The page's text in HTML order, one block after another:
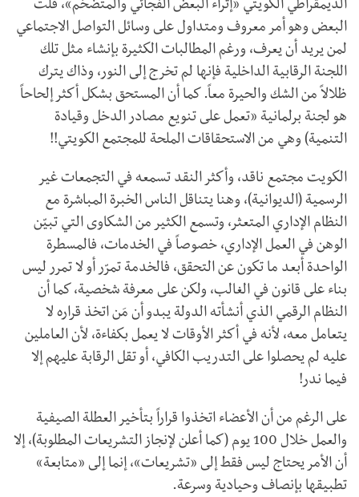
الديمقراطي الكويتي «إثراء البعض الفجائي والمتضخم»، قلتُ
البعض وهو أمر معروف ومتداول على وسائل التواصل الاجتماعي
لمن يريد أن يعرف، ورغم المطالبات الكثيرة بإنشاء مثل تلك
اللجنة الرقابية الداخلية فإنها لم تخرج إلى النور، وذاك يترك
ظلالاً من الشك والحيرة معاً. كما أن المستحق بشكل أكثر إلحاحاً
هو لجنة برلمانية «تعمل على تنويع مصادر الدخل وقيادة
التنمية) وهي من الاستحقاقات الملحة للمجتمع الكويتي!!
الكويت مجتمع ناقد، وأكثر النقد تسمعه في التجمعات غير
الرسمية (الديوانية)، وهنا يتناقل الناس الخبرة المباشرة مع
النظام الإداري المتعثر، وتسمع الكثير من الشكاوى التي تبيّن
الوهن في العمل الإداري، خصوصاً في الخدمات، فالمسطرة
الواحدة أبعد ما تكون عن التحقق، فالخدمة تمرّر أو لا تمرر ليس
بناء على قانون في الغالب، ولكن على معرفة شخصية، كما أن
النظام الرقمي الذي أنشأته الدولة يبدو أن مَن اتخذ قراره لا
يتعامل معه، لأنه في أكثر الأوقات لا يعمل بكفاءة، لأن العاملين
عليه لم يحصلوا على التدريب الكافي، أو تقل الرقابة عليهم إلا
فيما ندر!
على الرغم من أن الأعضاء اتخذوا قراراً بتأخير العطلة الصيفية
والعمل خلال 100 يوم (كما أعلن لإنجاز التشريعات المطلوبة)، إلا
أن الأمر يحتاج ليس فقط إلى «تشريعات»، إنما إلى «متابعة»
تطبيقها بإنصاف وحيادية وسرعة.